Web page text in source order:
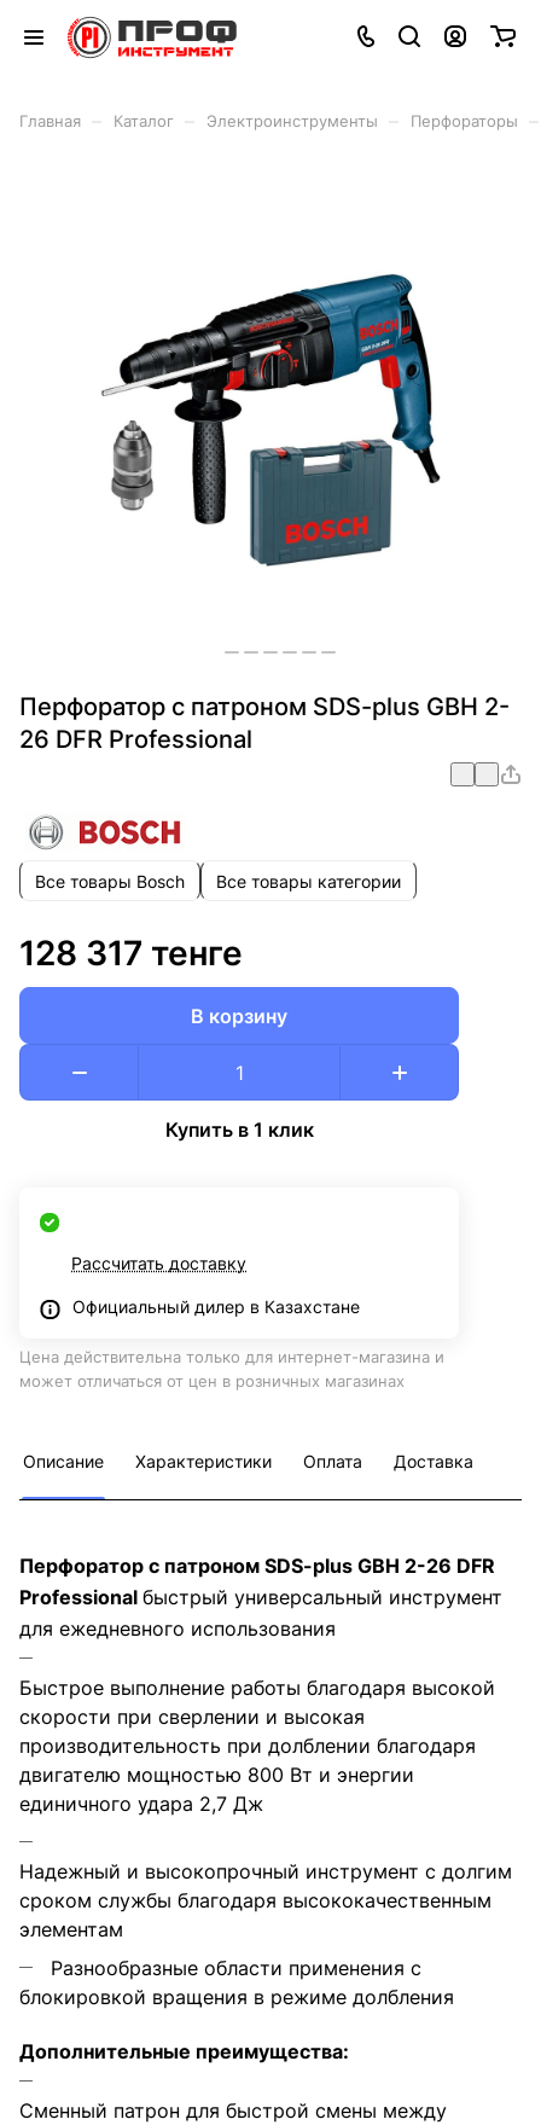
Главная Каталог Электроинструменты Перфораторы
Перфоратор с патроном SDS-plus GBH 2-
26 DFR Professional
Все товары Bosch Все товары категории
128 317 тенге
В корзину
Купить в 1 клик
Рассчитать доставку
Официальный дилер в Казахстане
Цена действительна только для интернет-магазина и
может отличаться от цен в розничных магазинах
Описание Характеристики Оплата Доставка
Перфоратор с патроном SDS-plus GBH 2-26 DFR
Professional быстрый универсальный инструмент
для ежедневного использования
Быстрое выполнение работы благодаря высокой
скорости при сверлении и высокая
производительность при долблении благодаря
двигателю мощностью 800 Вт и энергии
единичного удара 2,7 Дж
Надежный и высокопрочный инструмент с долгим
сроком службы благодаря высококачественным
элементам
Разнообразные области применения с
блокировкой вращения в режиме долбления
Дополнительные преимущества:
Сменный патрон для быстрой смены между